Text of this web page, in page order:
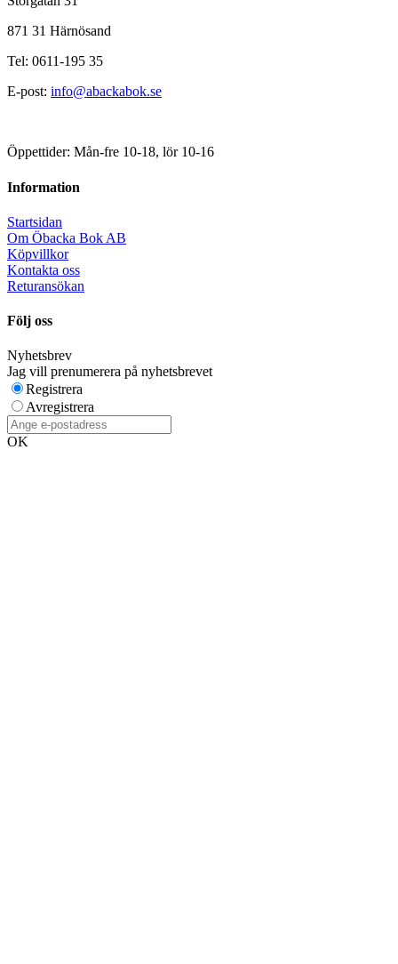
871 31 Härnösand
Tel: 0611-195 35
E-post: info@abackabok.se
Öppettider: Mån-fre 10-18, lör 10-16
Information
Startsidan
Om Öbacka Bok AB
Köpvillkor
Kontakta oss
Returansökan
Följ oss
Nyhetsbrev
Jag vill prenumerera på nyhetsbrevet
Registrera
Avregistrera
OK